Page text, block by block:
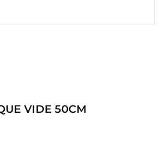
VIDE 50CM